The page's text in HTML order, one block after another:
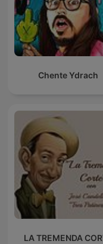
Chente Ydrach
LA TREMENDA